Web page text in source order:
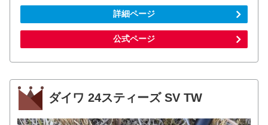
詳細ページ
公式ページ
ダイワ 24スティーズ SV TW